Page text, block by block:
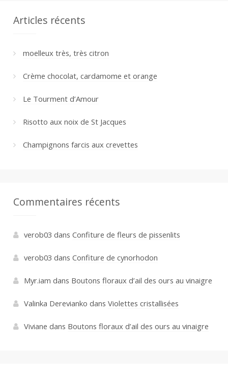
Articles récents
moelleux très, très citron
Crème chocolat, cardamome et orange
Le Tourment d’Amour
Risotto aux noix de St Jacques
Champignons farcis aux crevettes
Commentaires récents
verob03 dans Confiture de fleurs de pissenlits
verob03 dans Confiture de cynorhodon
Myr.iam dans Boutons floraux d’ail des ours au vinaigre
Valinka Derevianko dans Violettes cristallisées
Viviane dans Boutons floraux d’ail des ours au vinaigre